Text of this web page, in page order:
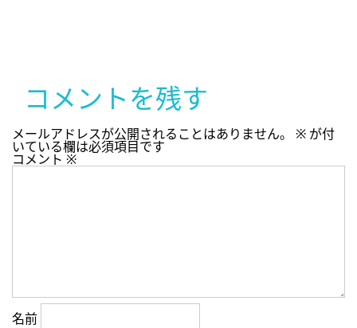
コメントを残す
メールアドレスが公開されることはありません。 ※ が付
いている欄は必須項目です
コメント ※
名前